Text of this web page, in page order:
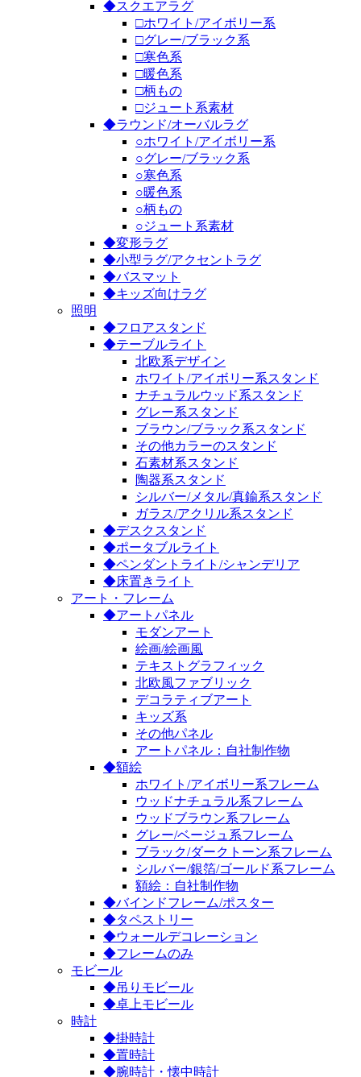
◆スクエアラグ
□ホワイト/アイボリー系
□グレー/ブラック系
□寒色系
□暖色系
□柄もの
□ジュート系素材
◆ラウンド/オーバルラグ
○ホワイト/アイボリー系
○グレー/ブラック系
○寒色系
○暖色系
○柄もの
○ジュート系素材
◆変形ラグ
◆小型ラグ/アクセントラグ
◆バスマット
◆キッズ向けラグ
照明
◆フロアスタンド
◆テーブルライト
北欧系デザイン
ホワイト/アイボリー系スタンド
ナチュラルウッド系スタンド
グレー系スタンド
ブラウン/ブラック系スタンド
その他カラーのスタンド
石素材系スタンド
陶器系スタンド
シルバー/メタル/真鍮系スタンド
ガラス/アクリル系スタンド
◆デスクスタンド
◆ポータブルライト
◆ペンダントライト/シャンデリア
◆床置きライト
アート・フレーム
◆アートパネル
モダンアート
絵画/絵画風
テキストグラフィック
北欧風ファブリック
デコラティブアート
キッズ系
その他パネル
アートパネル：自社制作物
◆額絵
ホワイト/アイボリー系フレーム
ウッドナチュラル系フレーム
ウッドブラウン系フレーム
グレー/ベージュ系フレーム
ブラック/ダークトーン系フレーム
シルバー/銀箔/ゴールド系フレーム
額絵：自社制作物
◆バインドフレーム/ポスター
◆タペストリー
◆ウォールデコレーション
◆フレームのみ
モビール
◆吊りモビール
◆卓上モビール
時計
◆掛時計
◆置時計
◆腕時計・懐中時計